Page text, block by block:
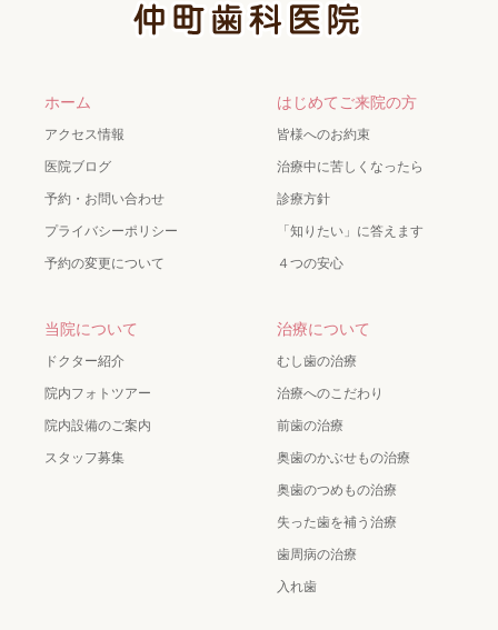
ホーム
アクセス情報
医院ブログ
予約・お問い合わせ
プライバシーポリシー
予約の変更について
はじめてご来院の方
皆様へのお約束
治療中に苦しくなったら
診療方針
「知りたい」に答えます
４つの安心
当院について
ドクター紹介
院内フォトツアー
院内設備のご案内
スタッフ募集
治療について
むし歯の治療
治療へのこだわり
前歯の治療
奥歯のかぶせもの治療
奥歯のつめもの治療
失った歯を補う治療
歯周病の治療
入れ歯